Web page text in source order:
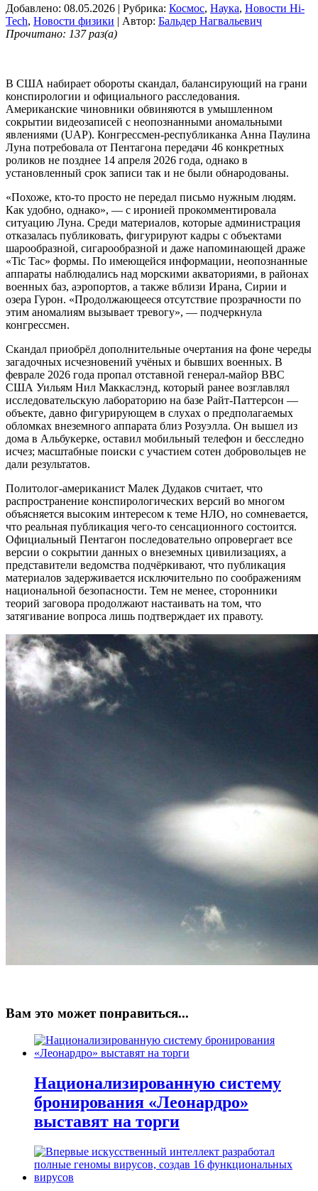
Добавлено: 08.05.2026 | Рубрика: Космос, Наука, Новости Hi-
Tech, Новости физики | Автор: Бальдер Нагвальевич
Прочитано: 137 раз(а)
В США набирает обороты скандал, балансирующий на грани
конспирологии и официального расследования.
Американские чиновники обвиняются в умышленном
сокрытии видеозаписей с неопознанными аномальными
явлениями (UAP). Конгрессмен-республиканка Анна Паулина
Луна потребовала от Пентагона передачи 46 конкретных
роликов не позднее 14 апреля 2026 года, однако в
установленный срок записи так и не были обнародованы.
«Похоже, кто-то просто не передал письмо нужным людям.
Как удобно, однако», — с иронией прокомментировала
ситуацию Луна. Среди материалов, которые администрация
отказалась публиковать, фигурируют кадры с объектами
шарообразной, сигарообразной и даже напоминающей драже
«Tic Tac» формы. По имеющейся информации, неопознанные
аппараты наблюдались над морскими акваториями, в районах
военных баз, аэропортов, а также вблизи Ирана, Сирии и
озера Гурон. «Продолжающееся отсутствие прозрачности по
этим аномалиям вызывает тревогу», — подчеркнула
конгрессмен.
Скандал приобрёл дополнительные очертания на фоне череды
загадочных исчезновений учёных и бывших военных. В
феврале 2026 года пропал отставной генерал-майор ВВС
США Уильям Нил Маккаслэнд, который ранее возглавлял
исследовательскую лабораторию на базе Райт-Паттерсон —
объекте, давно фигурирующем в слухах о предполагаемых
обломках внеземного аппарата близ Розуэлла. Он вышел из
дома в Альбукерке, оставил мобильный телефон и бесследно
исчез; масштабные поиски с участием сотен добровольцев не
дали результатов.
Политолог-американист Малек Дудаков считает, что
распространение конспирологических версий во многом
объясняется высоким интересом к теме НЛО, но сомневается,
что реальная публикация чего-то сенсационного состоится.
Официальный Пентагон последовательно опровергает все
версии о сокрытии данных о внеземных цивилизациях, а
представители ведомства подчёркивают, что публикация
материалов задерживается исключительно по соображениям
национальной безопасности. Тем не менее, сторонники
теорий заговора продолжают настаивать на том, что
затягивание вопроса лишь подтверждает их правоту.
Вам это может понравиться...
Национализированную систему
бронирования «Леонардро»
выставят на торги